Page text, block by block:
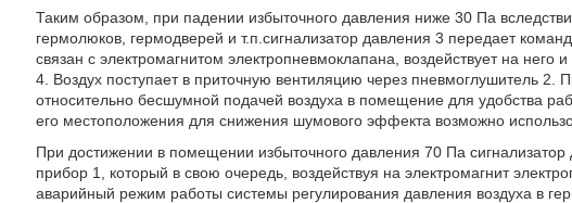
Таким образом, при падении избыточного давления ниже 30 Па
гермолюков, гермодверей и т.п.сигнализатор давления 3 передает
связан с электромагнитом электропневмоклапана, воздействует на
4. Воздух поступает в приточную вентиляцию через пневмоглушитель
относительно бесшумной подачей воздуха в помещение для удобства
его местоположения для снижения шумового эффекта возможно
При достижении в помещении избыточного давления 70 Па
прибор 1, который в свою очередь, воздействуя на электромагнит
аварийный режим работы системы регулирования давления воздуха в